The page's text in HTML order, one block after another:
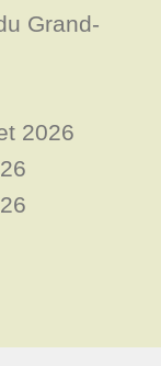
Grand-
2026